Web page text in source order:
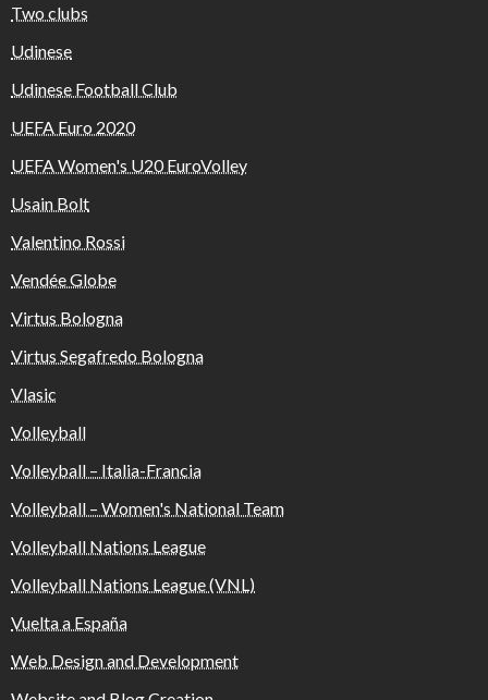
Two clubs
Udinese
Udinese Football Club
UEFA Euro 2020
UEFA Women's U20 EuroVolley
Usain Bolt
Valentino Rossi
Vendée Globe
Virtus Bologna
Virtus Segafredo Bologna
Vlasic
Volleyball
Volleyball – Italia-Francia
Volleyball – Women's National Team
Volleyball Nations League
Volleyball Nations League (VNL)
Vuelta a España
Web Design and Development